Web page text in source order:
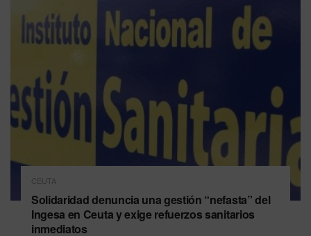
CEUTA
Solidaridad denuncia una gestión “nefasta” del
Ingesa en Ceuta y exige refuerzos sanitarios
inmediatos